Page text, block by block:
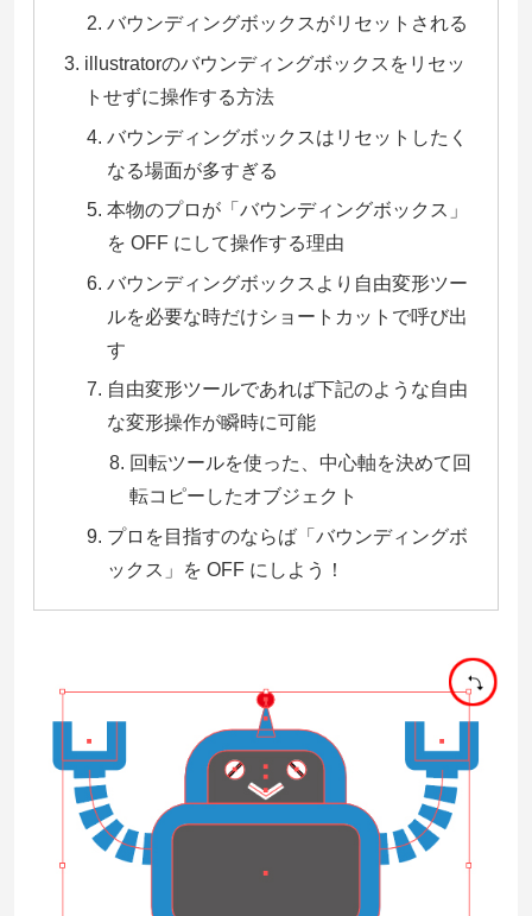
バウンディングボックスがリセットされる
illustratorのバウンディングボックスをリセッ
トせずに操作する方法
バウンディングボックスはリセットしたく
なる場面が多すぎる
本物のプロが「バウンディングボックス」
を OFF にして操作する理由
バウンディングボックスより自由変形ツー
ルを必要な時だけショートカットで呼び出
す
自由変形ツールであれば下記のような自由
な変形操作が瞬時に可能
回転ツールを使った、中心軸を決めて回
転コピーしたオブジェクト
プロを目指すのならば「バウンディングボ
ックス」を OFF にしよう！